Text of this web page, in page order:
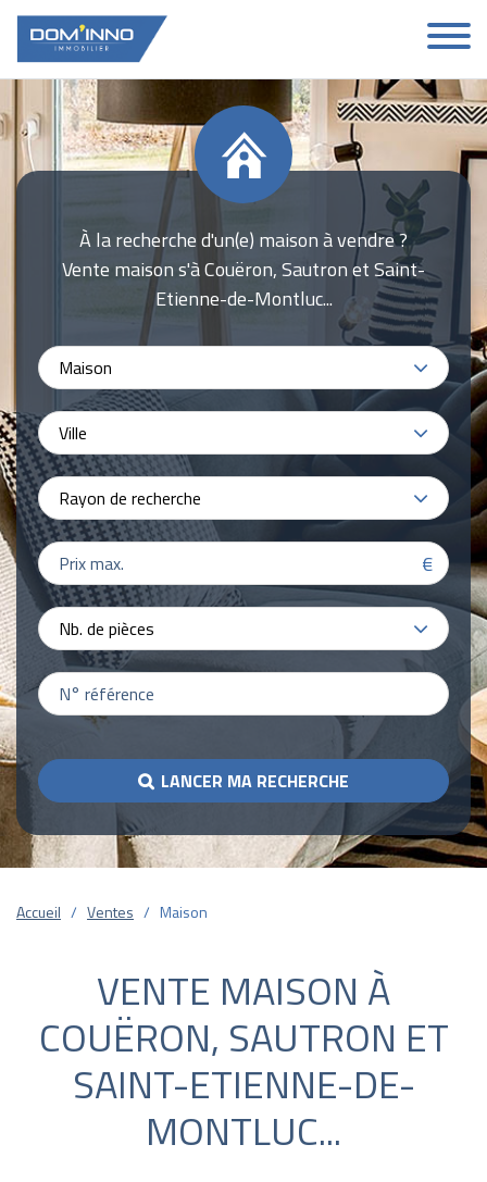
À la recherche d'un(e) maison à vendre ?
Vente maison s'à Couëron, Sautron et Saint-
Etienne-de-Montluc...
Maison
Ville
Rayon de recherche
€
Nb. de pièces
LANCER MA RECHERCHE
Accueil Ventes Maison
VENTE MAISON À
COUËRON, SAUTRON ET
SAINT-ETIENNE-DE-
MONTLUC...